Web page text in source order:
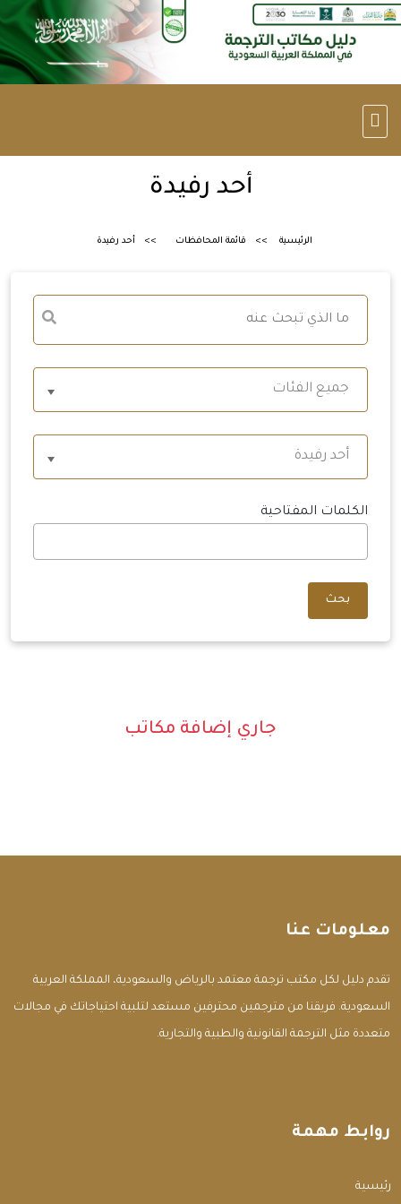
أحد رفيدة
الرئيسية قائمة المحافظات أحد رفيدة
جميع الفئات
أحد رفيدة
الكلمات المفتاحية
بحث
جاري إضافة مكاتب
معلومات عنا
تقدم دليل لكل مكتب ترجمة معتمد بالرياض والسعودية، المملكة العربية
السعودية. فريقنا من مترجمين محترفين مستعد لتلبية احتياجاتك في مجالات
متعددة مثل الترجمة القانونية والطبية والتجارية.
روابط مهمة
الرئيسية